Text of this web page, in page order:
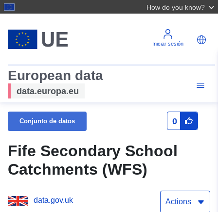
How do you know?
Iniciar sesión
European data
data.europa.eu
Conjunto de datos 0
Fife Secondary School
Catchments (WFS)
data.gov.uk Actions